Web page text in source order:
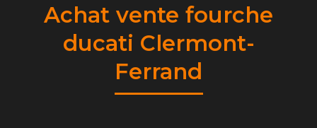
Achat vente fourche
ducati Clermont-
Ferrand